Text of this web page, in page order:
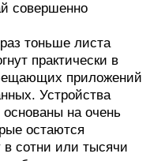
совершенно
тоньше листа
практически в
приложений
Устройства
на очень
остаются
сотни или тысячи